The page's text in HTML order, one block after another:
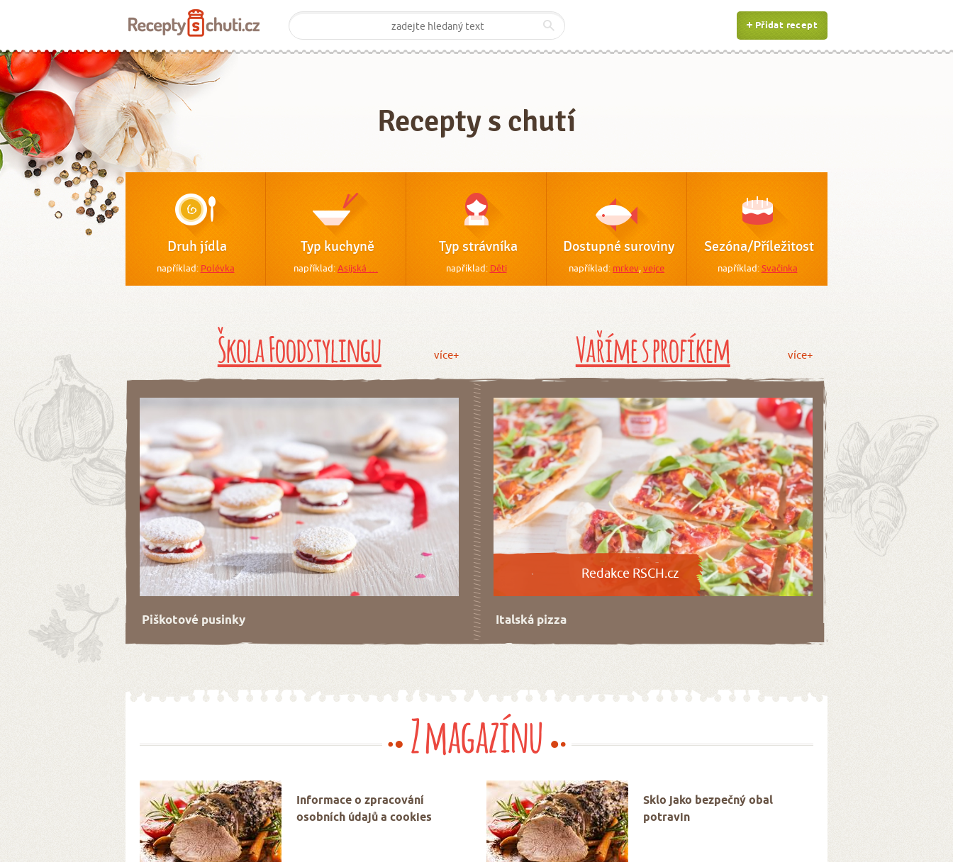
Přidat recept
Recepty s chutí
Druh jídla
například: Polévka
Typ kuchyně
například:Asijská …
Typ strávníka
například: Děti
Dostupné suroviny
například: mrkev,vejce
Sezóna/Příležitost
například:Svačinka
Škola Foodstylingu více+
Piškotové pusinky
Vaříme s profíkem více+
Redakce RSCH.cz
Italská pizza
Z magazínu
Informace o zpracování
osobních údajů a cookies
Sklo jako bezpečný obal
potravin